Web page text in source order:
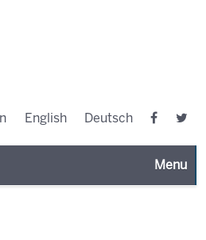
English Deutsch
Toggle